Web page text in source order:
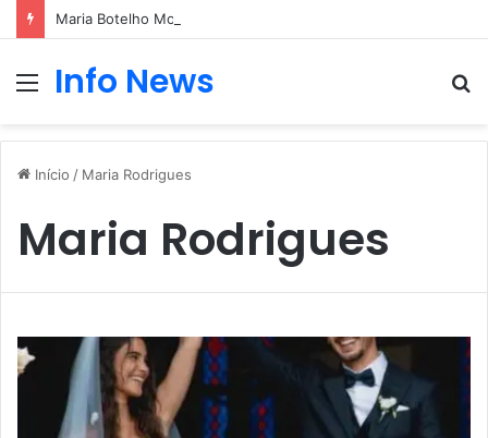
Maria Botelho Moniz “interrompe” confessionário
Menu
Info News
Início / Maria Rodrigues
Maria Rodrigues